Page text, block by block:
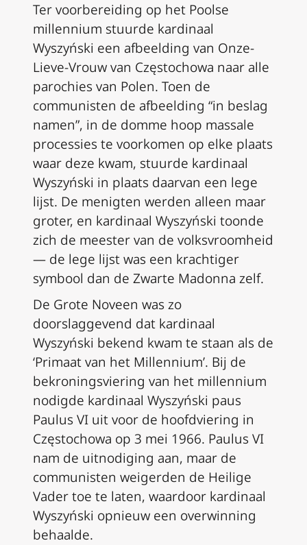
Ter voorbereiding op het Poolse
millennium stuurde kardinaal
Wyszyński een afbeelding van Onze-
Lieve-Vrouw van Częstochowa naar alle
parochies van Polen. Toen de
communisten de afbeelding “in beslag
namen”, in de domme hoop massale
processies te voorkomen op elke plaats
waar deze kwam, stuurde kardinaal
Wyszyński in plaats daarvan een lege
lijst. De menigten werden alleen maar
groter, en kardinaal Wyszyński toonde
zich de meester van de volksvroomheid
— de lege lijst was een krachtiger
symbool dan de Zwarte Madonna zelf.
De Grote Noveen was zo
doorslaggevend dat kardinaal
Wyszyński bekend kwam te staan als de
‘Primaat van het Millennium’. Bij de
bekroningsviering van het millennium
nodigde kardinaal Wyszyński paus
Paulus VI uit voor de hoofdviering in
Częstochowa op 3 mei 1966. Paulus VI
nam de uitnodiging aan, maar de
communisten weigerden de Heilige
Vader toe te laten, waardoor kardinaal
Wyszyński opnieuw een overwinning
behaalde.